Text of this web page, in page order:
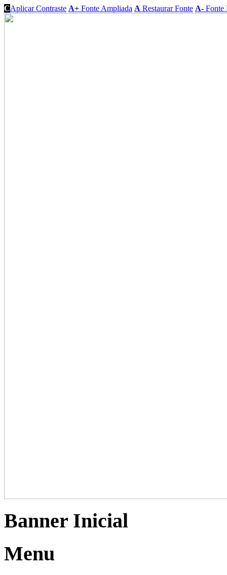
CAplicar Contraste A+ Fonte Ampliada A Restaurar Fonte A- Fonte
Banner Inicial
Menu